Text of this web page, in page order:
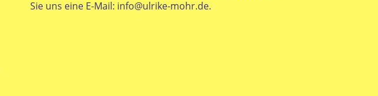
Sie uns eine E-Mail: info@ulrike-mohr.de.